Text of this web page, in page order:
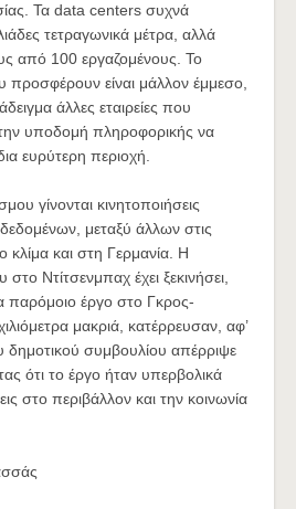
Τα data centers συχνά
τετραγωνικά μέτρα, αλλά
από 100 εργαζομένους. Το
προσφέρουν είναι μάλλον έμμεσο,
άλλες εταιρείες που
υποδομή πληροφορικής να
ευρύτερη περιοχή.
γίνονται κινητοποιήσεις
μεταξύ άλλων στις
κλίμα και στη Γερμανία. Η
Ντίτσενμπαχ έχει ξεκινήσει,
παρόμοιο έργο στο Γκρος-
μακριά, κατέρρευσαν, αφ’
δημοτικού συμβουλίου απέρριψε
ότι το έργο ήταν υπερβολικά
στο περιβάλλον και την κοινωνία